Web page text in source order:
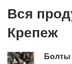
Вся
Крепеж
Болты